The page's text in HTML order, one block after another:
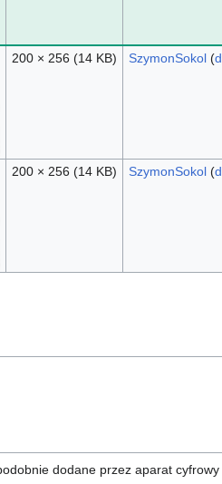
200 × 256 (14 KB) SzymonSokol (
200 × 256 (14 KB) SzymonSokol (
dodane przez aparat